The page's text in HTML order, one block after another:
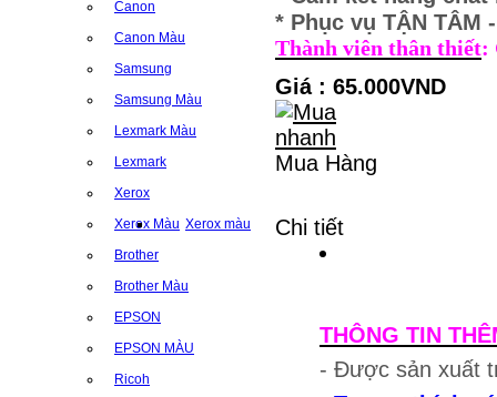
Canon
Canon Màu
Samsung
Samsung Màu
Lexmark Màu
Lexmark
Xerox
Xerox Màu Xerox màu
Brother
Brother Màu
EPSON
EPSON MÀU
Ricoh
* Phục vụ TẬN TÂM
Thành viên thân thiết:
Giá : 65.000VND
Mua Hàng
Chi tiết
THÔNG TIN
- Được sản xuất